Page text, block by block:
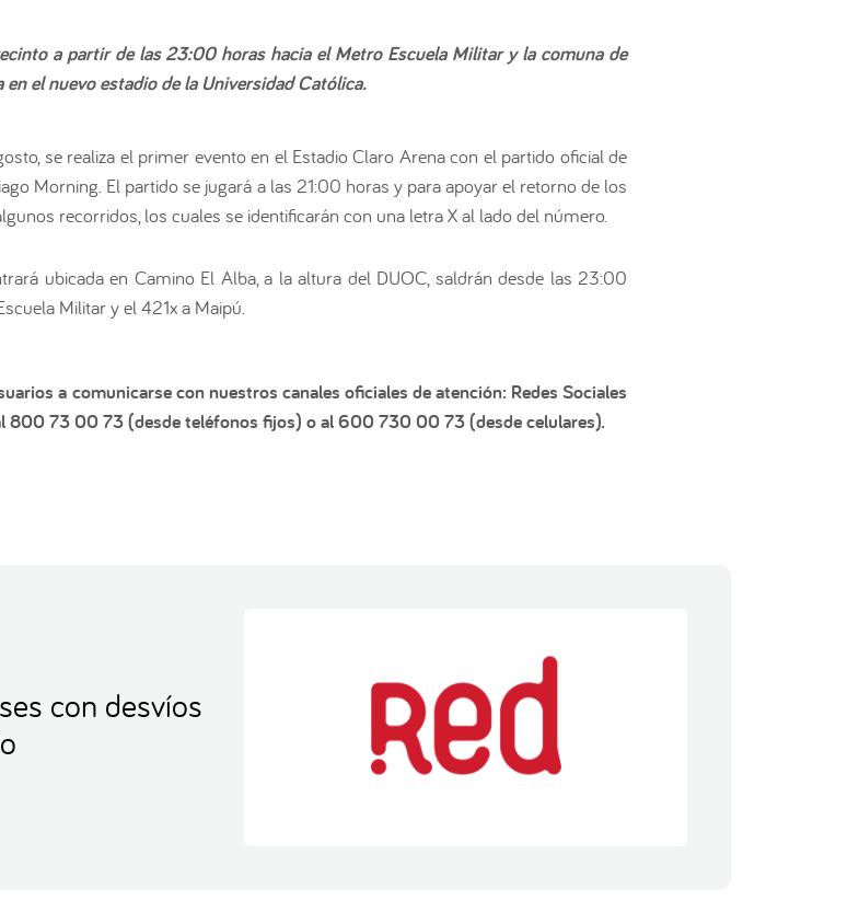
a partir de las 23:00 horas hacia el Metro Escuela Militar y la comuna de
el nuevo estadio de la Universidad Católica.
se realiza el primer evento en el Estadio Claro Arena con el partido oficial de
Morning. El partido se jugará a las 21:00 horas y para apoyar el retorno de los
recorridos, los cuales se identificarán con una letra X al lado del número.
ubicada en Camino El Alba, a la altura del DUOC, saldrán desde las 23:00
Militar y el 421x a Maipú.
a comunicarse con nuestros canales oficiales de atención: Redes Sociales
800 73 00 73 (desde teléfonos fijos) o al 600 730 00 73 (desde celulares).
con desvíos